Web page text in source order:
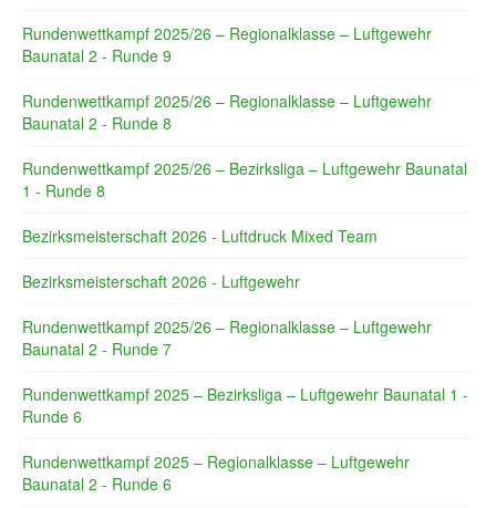
Rundenwettkampf 2025/26 – Regionalklasse – Luftgewehr
Baunatal 2 - Runde 9
Rundenwettkampf 2025/26 – Regionalklasse – Luftgewehr
Baunatal 2 - Runde 8
Rundenwettkampf 2025/26 – Bezirksliga – Luftgewehr Baunatal
1 - Runde 8
Bezirksmeisterschaft 2026 - Luftdruck Mixed Team
Bezirksmeisterschaft 2026 - Luftgewehr
Rundenwettkampf 2025/26 – Regionalklasse – Luftgewehr
Baunatal 2 - Runde 7
Rundenwettkampf 2025 – Bezirksliga – Luftgewehr Baunatal 1 -
Runde 6
Rundenwettkampf 2025 – Regionalklasse – Luftgewehr
Baunatal 2 - Runde 6